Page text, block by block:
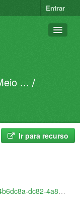
Entrar
...
Ir para recurso
b3e0f0ea192d/download/shp_cnuc_2025_08.zip